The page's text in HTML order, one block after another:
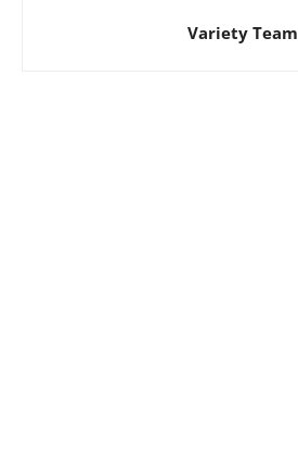
Variety Team